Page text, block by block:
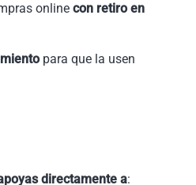
online con retiro en
para que la usen
directamente a: